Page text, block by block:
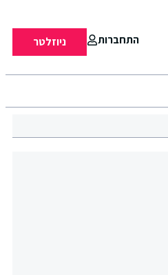
התחברות ניוזלטר